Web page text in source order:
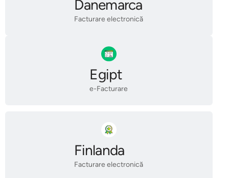
Danemarca
Facturare electronică
Egipt
e-Facturare
Finlanda
Facturare electronică